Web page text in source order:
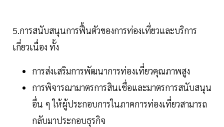
5.การสนับสนุนการฟื้นตัวของการท่องเที่ยวและบริการ
เกี่ยวเนื่อง ทั้ง
การส่งเสริมการพัฒนาการท่องเที่ยวคุณภาพสูง
การพิจารณามาตรการสินเชื่อและมาตรการสนับสนุน
อื่น ๆ ให้ผู้ประกอบการในภาคการท่องเที่ยวสามารถ
กลับมาประกอบธุรกิจ